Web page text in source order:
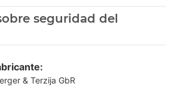
seguridad del
& Terzija GbR